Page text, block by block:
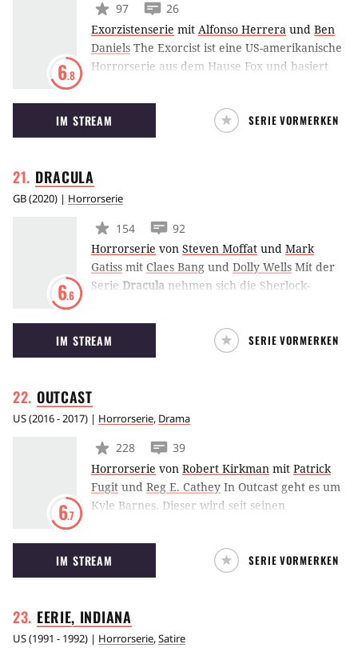
6.8
97
26
Exorzistenserie mit Alfonso Herrera und Ben
Daniels The Exorcist ist eine US-amerikanische
Horrorserie aus dem Hause Fox und basiert
William Peter Blatty, die 1971 veröffentlicht
wurde. Die Horrorgeschichte erzählt von
einer frommen Familie, die es mit einem
Priester sollen aushelfen.
IM STREAM SERIE VORMERKEN
DRACULA
GB(2020) | Horrorserie
6.6
154
92
Horrorserie von Steven Moffat und Mark
Gatiss mit Claes Bang und Dolly Wells Mit der
Serie Dracula nehmen sich die Sherlock-
berühmtesten Vampir der Welt zur Brust.
Anders als in vorherigen Interpretationen ist
der Vampir in der Netflix-BBC-Serie nicht der
Perspektive die Geschichte erzählt wird.
IM STREAM SERIE VORMERKEN
OUTCAST
US(2016 - 2017) | Horrorserie, Drama
6.7
228
39
Horrorserie von Robert Kirkman mit Patrick
Fugit und Reg E. Cathey In Outcast geht es um
Kyle Barnes. Dieser wird seit seinen
Besitz ergreifen, gequält. Als Erwachsener
begibt er sich nun auf die Suche nach
Antworten zu diesem Phänomen. Was er
Ende der Welt, so wie wir sie kennen,
bedeuten.
IM STREAM SERIE VORMERKEN
EERIE, INDIANA
US(1991 - 1992) | Horrorserie,Satire